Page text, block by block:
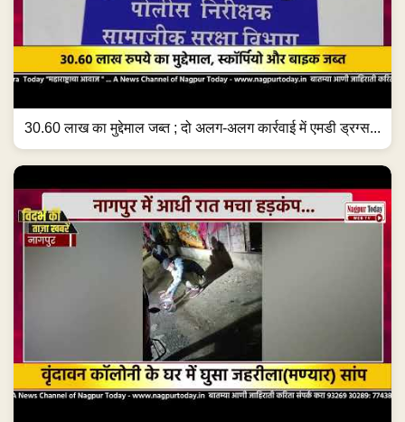
30.60 लाख का मुद्देमाल जब्त ; दो अलग-अलग कार्रवाई में एमडी ड्रग्स...